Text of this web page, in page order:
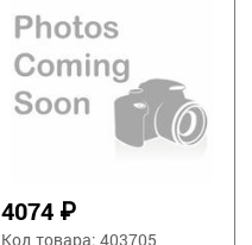
4074 ₽
Код товара: 403705